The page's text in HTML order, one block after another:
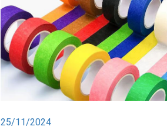
25/11/2024